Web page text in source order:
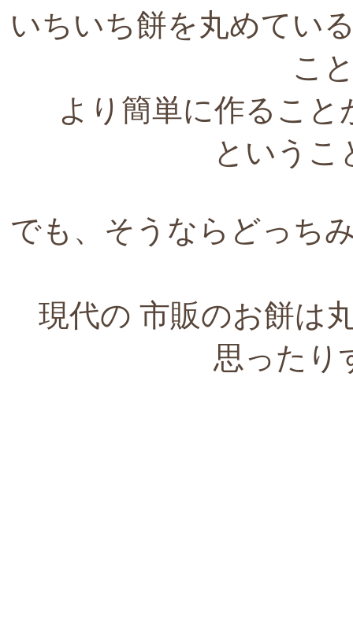
いちいち餅を丸めてい
こ
より簡単に作るこ
というこ
でも、そうならどっち
現代の 市販のお餅は
思ったり